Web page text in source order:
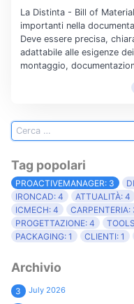
La Distinta - Bill of
importanti nella
Deve essere precisa,
adattabile alle esigenze
montaggio,
Tag popolari
PROACTIVEMANAGER: 3
IRONCAD: 4
ATTUALITÀ: 4
ICMECH: 4
CARPENTERIA:
PROGETTAZIONE: 4
PACKAGING: 1
CLIENTI: 1
Archivio
3 July 2026